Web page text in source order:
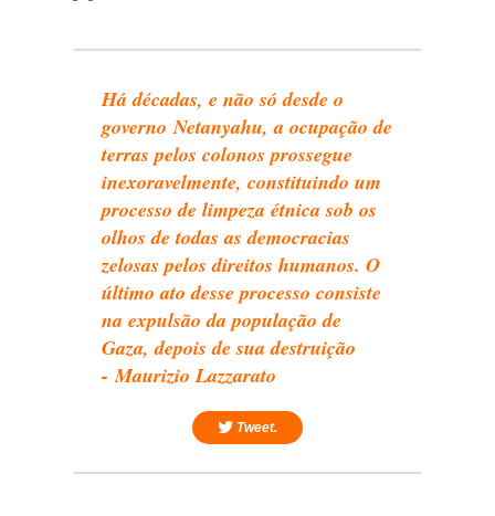
Há décadas, e não só desde o
governo Netanyahu, a ocupação de
terras pelos colonos prossegue
inexoravelmente, constituindo um
processo de limpeza étnica sob os
olhos de todas as democracias
zelosas pelos direitos humanos. O
último ato desse processo consiste
na expulsão da população de
Gaza, depois de sua destruição
- Maurizio Lazzarato
Tweet.